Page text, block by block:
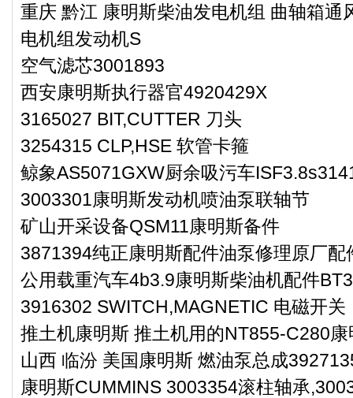
重庆 黔江 康明斯柴油发电机组 曲轴箱通
电机组发动机S
空气滤芯3001893
西安康明斯执行器官4920429X
3165027 BIT,CUTTER 刀头
3254315 CLP,HSE 软管卡箍
鲸象AS5071GXW厨余吸污车
3003301康明斯发动机喷油泵联轴节
矿山开采设备QSM11康明斯备件
3871394纯正康明斯配件油泵修理原厂配
公用载重汽车4b3.9康明斯柴油机配件
3916302 SWITCH,MAGNETIC 电磁开关
推土机康明斯 推土机用的NT855-C280
山西 临汾 美国康明斯 燃油泵总成
康明斯CUMMINS 3003354滚柱轴承